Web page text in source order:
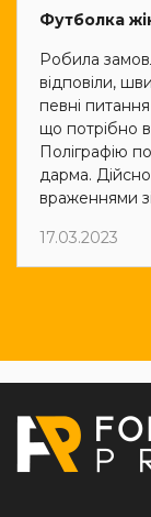
Футболка
Робила
відповіли,
певні
що потрібно
Поліграфію
дарма.
враженнями
17.03.2023